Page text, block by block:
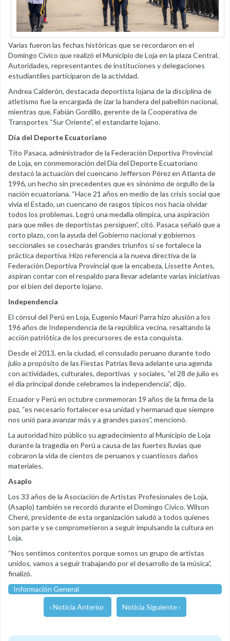
Varias fueron las fechas históricas que se recordaron en el
Domingo Cívico que realizó el Municipio de Loja en la plaza Central.
Autoridades, representantes de instituciones y delegaciones
estudiantiles participaron de la actividad.
Andrea Calderón, destacada deportista lojana de la disciplina de
atletismo fue la encargada de izar la bandera del pabellón nacional,
mientras que, Fabián Gordillo, gerente de la Cooperativa de
Transportes “Sur Oriente”, el estandarte lojano.
Día del Deporte Ecuatoriano
Tito Pasaca, administrador de la Federación Deportiva Provincial
de Loja, en conmemoración del Día del Deporte Ecuatoriano
destacó la actuación del cuencano Jefferson Pérez en Atlanta de
1996, un hecho sin precedentes que es sinónimo de orgullo de la
nación ecuatoriana. “Hace 21 años en medio de las crisis social que
vivía el Estado, un cuencano de rasgos típicos nos hacía olvidar
todos los problemas. Logró una medalla olímpica, una aspiración
para que miles de deportistas persiguen”, citó. Pasaca señaló que a
corto plazo, con la ayuda del Gobierno nacional y gobiernos
seccionales se cosecharás grandes triunfos si se fortalece la
práctica deportiva. Hizo referencia a la nueva directiva de la
Federación Deportiva Provincial que la encabeza, Lissette Antes,
aspiran contar con el respaldo para llevar adelante varias iniciativas
por el bien del deporte lojano.
Independencia
El cónsul del Perú en Loja, Eugenio Mauri Parra hizo alusión a los
196 años de Independencia de la república vecina, resaltando la
acción patriótica de los precursores de esta conquista.
Desde el 2013, en la ciudad, el consulado peruano durante todo
julio a propósito de las Fiestas Patrias lleva adelante una agenda
con actividades, culturales, deportivas y sociales, “el 28 de julio es
el día principal donde celebramos la independencia”, dijo.
Ecuador y Perú en octubre conmemoran 19 años de la firma de la
paz, “es necesario fortalecer esa unidad y hermanad que siempre
nos unió para avanzar más y a grandes pasos”, mencionó.
La autoridad hizo público su agradecimiento al Municipio de Loja
durante la tragedia en Perú a causa de las fuertes lluvias que
cobraron la vida de cientos de peruanos y cuantiosos daños
materiales.
Asaplo
Los 33 años de la Asociación de Artistas Profesionales de Loja,
(Asaplo) también se recordó durante el Domingo Cívico. Wilson
Cheré, presidente de esta organización saludó a todos quienes
son parte y se comprometieron a seguir impulsando la cultura en
Loja.
“Nos sentimos contentos porque somos un grupo de artistas
unidos, vamos a seguir trabajando por el desarrollo de la música”,
finalizó.
Información General
‹ Noticia Anterior Noticia Siguiente ›